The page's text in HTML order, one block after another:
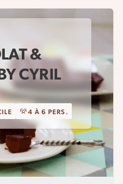
&
CYRIL
4 À 6 PERS.